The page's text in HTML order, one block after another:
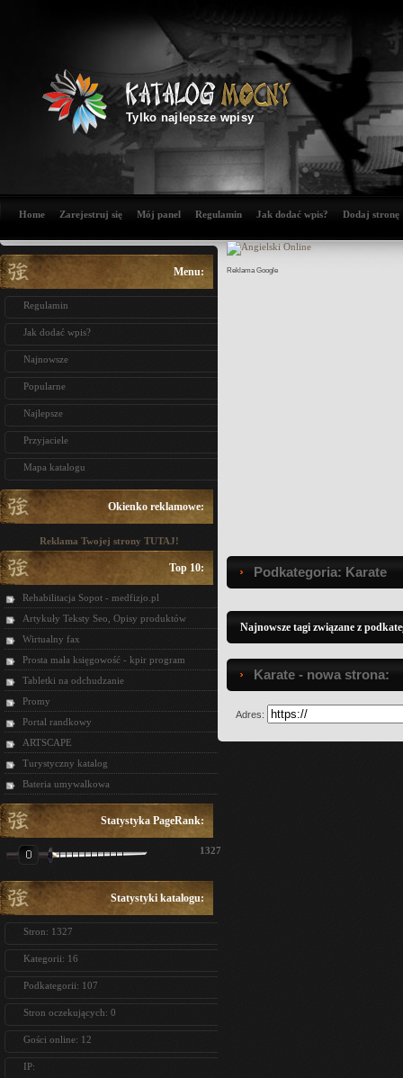
Tylko najlepsze wpisy
Home Zarejestruj się Mój panel Regulamin Jak dodać wpis? Dodaj stronę
Menu:
Regulamin
Jak dodać wpis?
Najnowsze
Popularne
Najlepsze
Przyjaciele
Mapa katalogu
Okienko reklamowe:
Reklama Twojej strony TUTAJ!
Top 10:
Rehabilitacja Sopot - medfizjo.pl
Artykuły Teksty Seo, Opisy produktów
Wirtualny fax
Prosta mała księgowość - kpir program
Tabletki na odchudzanie
Promy
Portal randkowy
ARTSCAPE
Turystyczny katalog
Bateria umywalkowa
Statystyka PageRank:
1327
Statystyki katalogu:
Stron: 1327
Kategorii: 16
Podkategorii: 107
Stron oczekujących: 0
Gości online: 12
IP:
Reklama Google
Podkategoria: Karate
Najnowsze tagi związane z
Karate - nowa strona:
Adres: